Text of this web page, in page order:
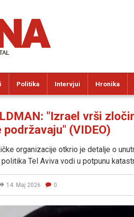
Politika Intervjui Hronika
"Izrael vrši
(VIDEO)
organizacije otkrio je detalje o
Tel Aviva vodi u potpunu
14. Maj 2026 0